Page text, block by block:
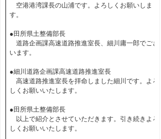
空港港湾課長の山浦です。よろしくお願いしま
す。
●田所県土整備部長
道路企画課高速道路推進室長、細川庸一郎でござ
います。
●細川道路企画課高速道路推進室長
高速道路推進室長を拝命しました細川です。よろ
しくお願いいたします。
●田所県土整備部長
以上で紹介とさせていただきます。引き続きよろ
しくお願いいたします。